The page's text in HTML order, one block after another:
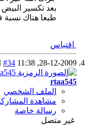
بعد تكسير
طبعا هناك نسبة فقس لاتتجاوز2%
اقتباس
28-12-2009,
11:38 PM
#34
rtaa545
الملف الشخصي
مشاهدة
رسالة خاصة
غير متصل